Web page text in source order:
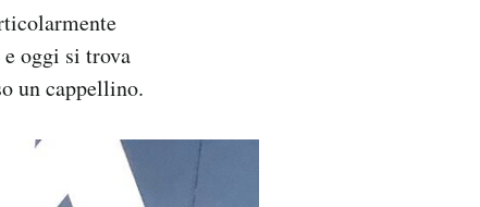
e oggi si trova
un cappellino.